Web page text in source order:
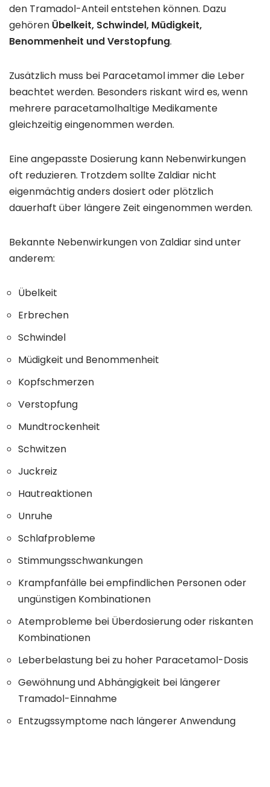
den Tramadol-Anteil entstehen können. Dazu
gehören Übelkeit, Schwindel, Müdigkeit,
Benommenheit und Verstopfung.
Zusätzlich muss bei Paracetamol immer die Leber
beachtet werden. Besonders riskant wird es, wenn
mehrere paracetamolhaltige Medikamente
gleichzeitig eingenommen werden.
Eine angepasste Dosierung kann Nebenwirkungen
oft reduzieren. Trotzdem sollte Zaldiar nicht
eigenmächtig anders dosiert oder plötzlich
dauerhaft über längere Zeit eingenommen werden.
Bekannte Nebenwirkungen von Zaldiar sind unter
anderem:
Übelkeit
Erbrechen
Schwindel
Müdigkeit und Benommenheit
Kopfschmerzen
Verstopfung
Mundtrockenheit
Schwitzen
Juckreiz
Hautreaktionen
Unruhe
Schlafprobleme
Stimmungsschwankungen
Krampfanfälle bei empfindlichen Personen oder
ungünstigen Kombinationen
Atemprobleme bei Überdosierung oder riskanten
Kombinationen
Leberbelastung bei zu hoher Paracetamol-Dosis
Gewöhnung und Abhängigkeit bei längerer
Tramadol-Einnahme
Entzugssymptome nach längerer Anwendung